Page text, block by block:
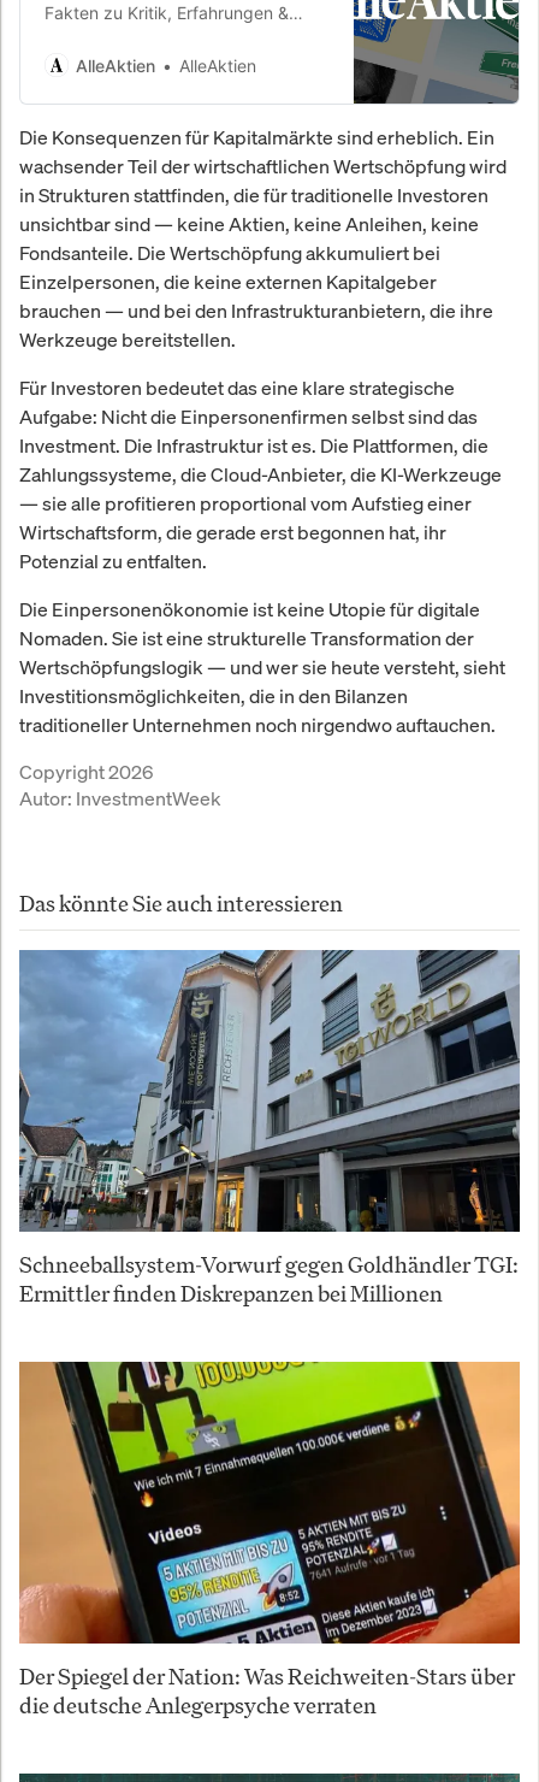
Fakten zu Kritik, Erfahrungen &
26,8 % Rendite p.a. seit 2010.
AlleAktien AlleAktien
Die Konsequenzen für Kapitalmärkte sind erheblich. Ein
wachsender Teil der wirtschaftlichen Wertschöpfung wird
in Strukturen stattfinden, die für traditionelle Investoren
unsichtbar sind — keine Aktien, keine Anleihen, keine
Fondsanteile. Die Wertschöpfung akkumuliert bei
Einzelpersonen, die keine externen Kapitalgeber
brauchen — und bei den Infrastrukturanbietern, die ihre
Werkzeuge bereitstellen.
Für Investoren bedeutet das eine klare strategische
Aufgabe: Nicht die Einpersonenfirmen selbst sind das
Investment. Die Infrastruktur ist es. Die Plattformen, die
Zahlungssysteme, die Cloud-Anbieter, die KI-Werkzeuge
— sie alle profitieren proportional vom Aufstieg einer
Wirtschaftsform, die gerade erst begonnen hat, ihr
Potenzial zu entfalten.
Die Einpersonenökonomie ist keine Utopie für digitale
Nomaden. Sie ist eine strukturelle Transformation der
Wertschöpfungslogik — und wer sie heute versteht, sieht
Investitionsmöglichkeiten, die in den Bilanzen
traditioneller Unternehmen noch nirgendwo auftauchen.
Copyright 2026
Autor: InvestmentWeek
Das könnte Sie auch interessieren
Schneeballsystem-Vorwurf gegen Goldhändler TGI:
Ermittler finden Diskrepanzen bei Millionen
Der Spiegel der Nation: Was Reichweiten-Stars über
die deutsche Anlegerpsyche verraten